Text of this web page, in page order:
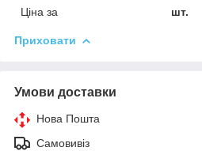
Ціна за
шт.
Приховати
Умови доставки
Нова Пошта
Самовивіз